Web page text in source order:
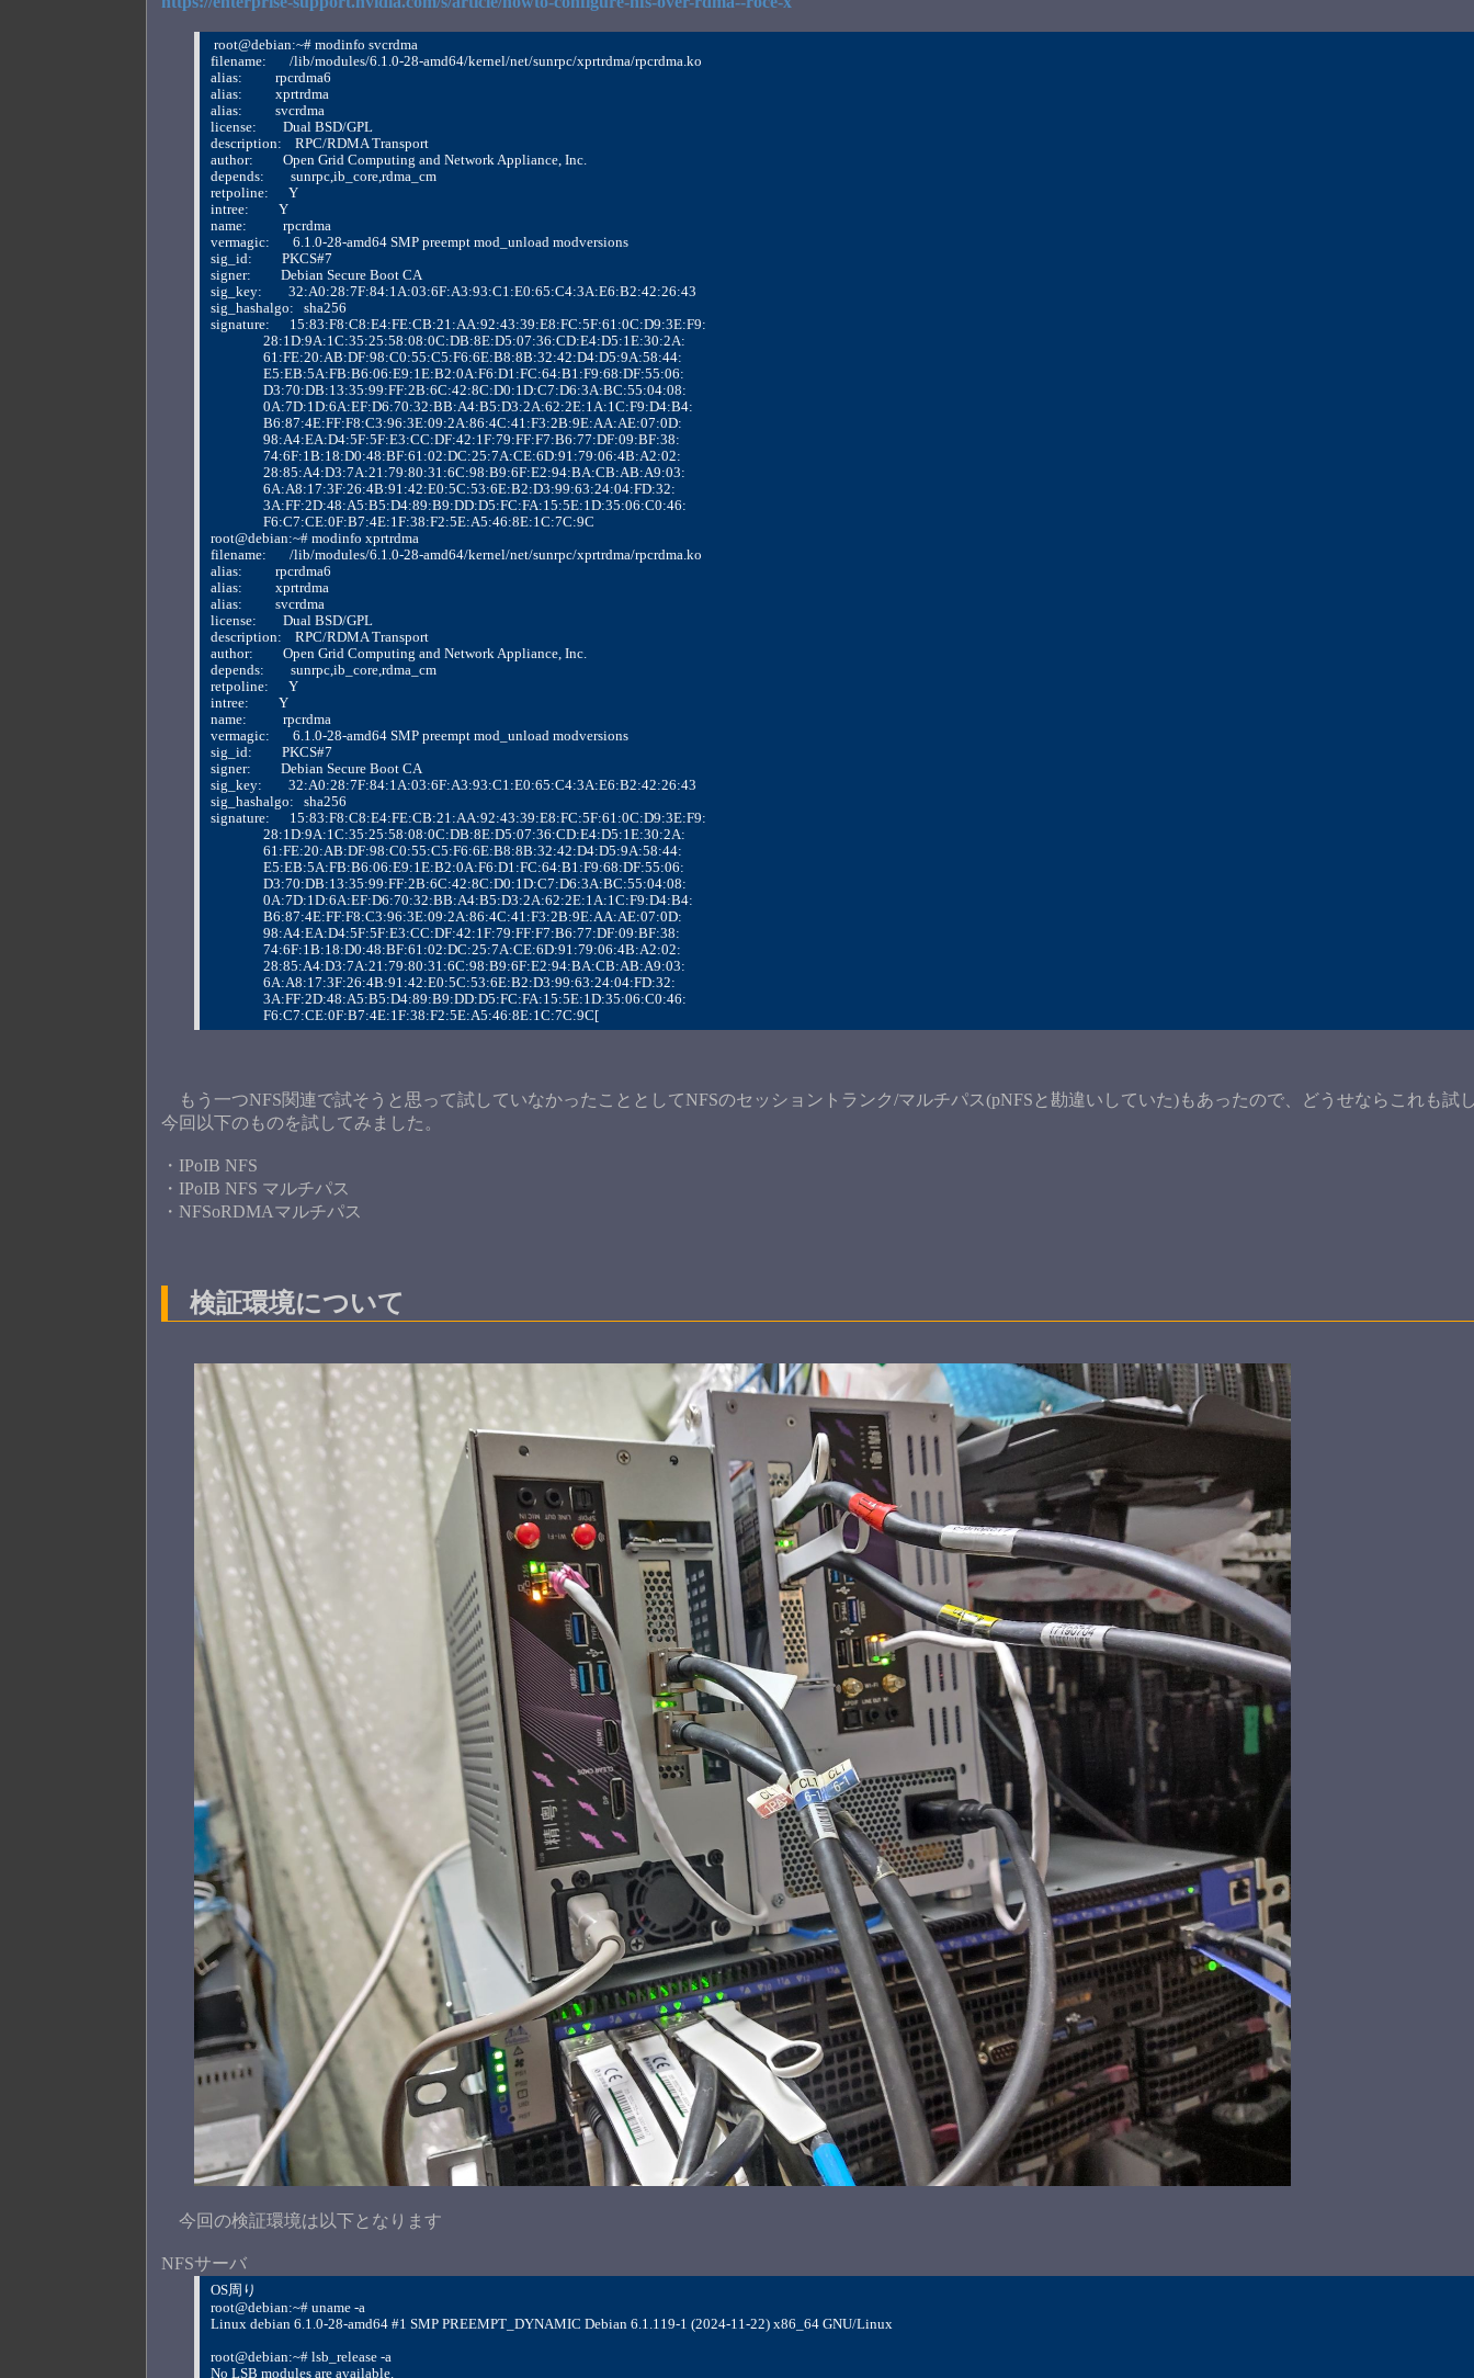
root@debian:~# modinfo svcrdma
filename:       /lib/modules/6.1.0-28-amd64/kernel/net/sunrpc/xprtrdma/rpcrdma.ko
alias:          rpcrdma6
alias:          xprtrdma
alias:          svcrdma
license:        Dual BSD/GPL
description:    RPC/RDMA Transport
author:         Open Grid Computing and Network Appliance, Inc.
depends:        sunrpc,ib_core,rdma_cm
retpoline:      Y
intree:         Y
name:           rpcrdma
vermagic:       6.1.0-28-amd64 SMP preempt mod_unload modversions
sig_id:         PKCS#7
signer:         Debian Secure Boot CA
sig_key:        32:A0:28:7F:84:1A:03:6F:A3:93:C1:E0:65:C4:3A:E6:B2:42:26:43
sig_hashalgo:   sha256
signature:      15:83:F8:C8:E4:FE:CB:21:AA:92:43:39:E8:FC:5F:61:0C:D9:3E:F9:
28:1D:9A:1C:35:25:58:08:0C:DB:8E:D5:07:36:CD:E4:D5:1E:30:2A:
61:FE:20:AB:DF:98:C0:55:C5:F6:6E:B8:8B:32:42:D4:D5:9A:58:44:
E5:EB:5A:FB:B6:06:E9:1E:B2:0A:F6:D1:FC:64:B1:F9:68:DF:55:06:
D3:70:DB:13:35:99:FF:2B:6C:42:8C:D0:1D:C7:D6:3A:BC:55:04:08:
0A:7D:1D:6A:EF:D6:70:32:BB:A4:B5:D3:2A:62:2E:1A:1C:F9:D4:B4:
B6:87:4E:FF:F8:C3:96:3E:09:2A:86:4C:41:F3:2B:9E:AA:AE:07:0D:
98:A4:EA:D4:5F:5F:E3:CC:DF:42:1F:79:FF:F7:B6:77:DF:09:BF:38:
74:6F:1B:18:D0:48:BF:61:02:DC:25:7A:CE:6D:91:79:06:4B:A2:02:
28:85:A4:D3:7A:21:79:80:31:6C:98:B9:6F:E2:94:BA:CB:AB:A9:03:
6A:A8:17:3F:26:4B:91:42:E0:5C:53:6E:B2:D3:99:63:24:04:FD:32:
3A:FF:2D:48:A5:B5:D4:89:B9:DD:D5:FC:FA:15:5E:1D:35:06:C0:46:
F6:C7:CE:0F:B7:4E:1F:38:F2:5E:A5:46:8E:1C:7C:9C
root@debian:~# modinfo xprtrdma
filename:       /lib/modules/6.1.0-28-amd64/kernel/net/sunrpc/xprtrdma/rpcrdma.ko
alias:          rpcrdma6
alias:          xprtrdma
alias:          svcrdma
license:        Dual BSD/GPL
description:    RPC/RDMA Transport
author:         Open Grid Computing and Network Appliance, Inc.
depends:        sunrpc,ib_core,rdma_cm
retpoline:      Y
intree:         Y
name:           rpcrdma
vermagic:       6.1.0-28-amd64 SMP preempt mod_unload modversions
sig_id:         PKCS#7
signer:         Debian Secure Boot CA
sig_key:        32:A0:28:7F:84:1A:03:6F:A3:93:C1:E0:65:C4:3A:E6:B2:42:26:43
sig_hashalgo:   sha256
signature:      15:83:F8:C8:E4:FE:CB:21:AA:92:43:39:E8:FC:5F:61:0C:D9:3E:F9:
28:1D:9A:1C:35:25:58:08:0C:DB:8E:D5:07:36:CD:E4:D5:1E:30:2A:
61:FE:20:AB:DF:98:C0:55:C5:F6:6E:B8:8B:32:42:D4:D5:9A:58:44:
E5:EB:5A:FB:B6:06:E9:1E:B2:0A:F6:D1:FC:64:B1:F9:68:DF:55:06:
D3:70:DB:13:35:99:FF:2B:6C:42:8C:D0:1D:C7:D6:3A:BC:55:04:08:
0A:7D:1D:6A:EF:D6:70:32:BB:A4:B5:D3:2A:62:2E:1A:1C:F9:D4:B4:
B6:87:4E:FF:F8:C3:96:3E:09:2A:86:4C:41:F3:2B:9E:AA:AE:07:0D:
98:A4:EA:D4:5F:5F:E3:CC:DF:42:1F:79:FF:F7:B6:77:DF:09:BF:38:
74:6F:1B:18:D0:48:BF:61:02:DC:25:7A:CE:6D:91:79:06:4B:A2:02:
28:85:A4:D3:7A:21:79:80:31:6C:98:B9:6F:E2:94:BA:CB:AB:A9:03:
6A:A8:17:3F:26:4B:91:42:E0:5C:53:6E:B2:D3:99:63:24:04:FD:32:
3A:FF:2D:48:A5:B5:D4:89:B9:DD:D5:FC:FA:15:5E:1D:35:06:C0:46:
F6:C7:CE:0F:B7:4E:1F:38:F2:5E:A5:46:8E:1C:7C:9C[
もう一つNFS関連で試そうと思って試していなかったこととしてNFSのセッショントランク/マルチパス(pNFSと勘違いしていた)もあったので、どうせならこれも試
今回以下のものを試してみました。
・IPoIB NFS
・IPoIB NFS マルチパス
・NFSoRDMAマルチパス
検証環境について
今回の検証環境は以下となります
NFSサーバ
OS周り
root@debian:~# uname -a
Linux debian 6.1.0-28-amd64 #1 SMP PREEMPT_DYNAMIC Debian 6.1.119-1 (2024-11-22) x86_64 GNU/Linux
root@debian:~# lsb_release -a
No LSB modules are available.